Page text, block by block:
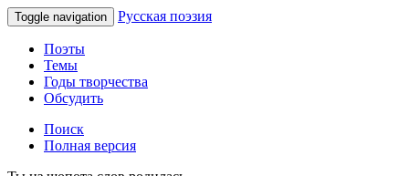
Toggle navigation Русская поэзия
Поэты
Темы
Годы творчества
Обсудить
Поиск
Полная версия